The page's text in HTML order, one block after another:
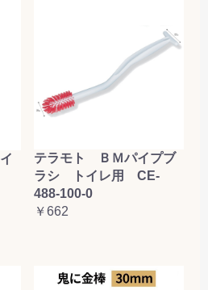
テラモト ＢＭパイプブ
ラシ トイレ用 CE-
488-100-0
￥662